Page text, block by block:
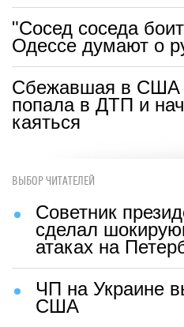
"Сосед соседа
Одессе думают о
Сбежавшая в США
попала в ДТП и
каяться
ВЫБОР ЧИТАТЕЛЕЙ
Советник
сделал
атаках на
ЧП на Украине
США